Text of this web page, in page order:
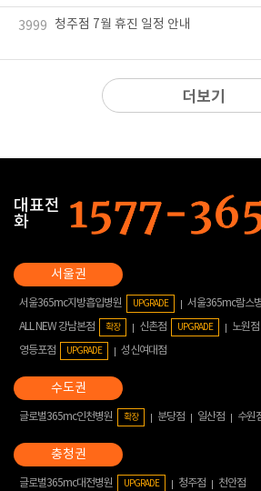
3999 청주점 7월 휴진 일정 안내
더보기
대표전
화
서울365mc지방흡입병원 UPGRADE 서울365mc람스
ALL NEW 강남본점 확장 신촌점 UPGRADE 노원점
영등포점
UPGRADE 성신여대점
글로벌365mc인천병원 확장 분당점 일산점 수원
글로벌365mc대전병원 UPGRADE 청주점 천안점